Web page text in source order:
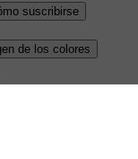
suscribirse
de los colores